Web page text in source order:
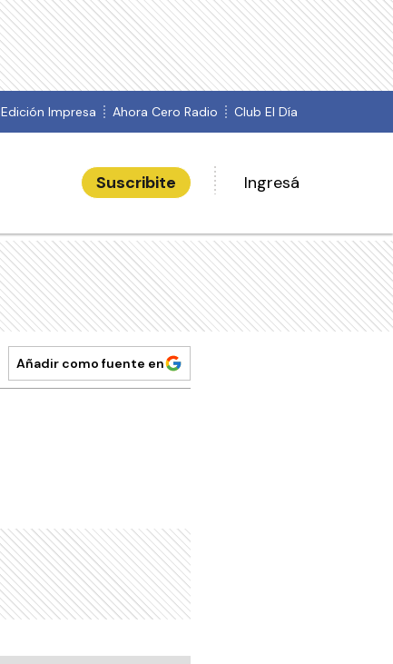
Edición Impresa Ahora Cero Radio Club El Día
Suscribite Ingresá
Añadir como fuente en